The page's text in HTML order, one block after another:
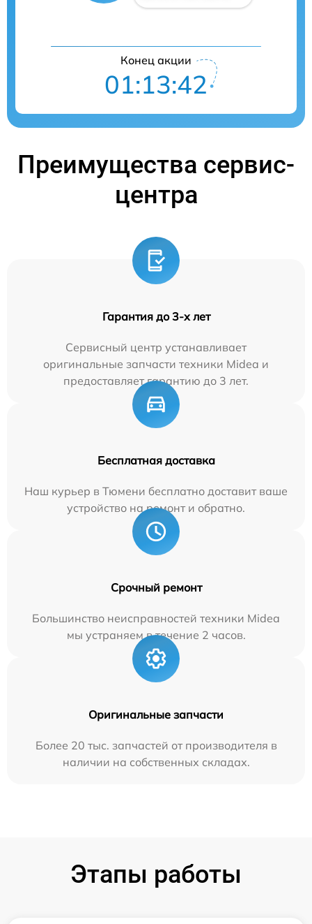
Конец акции
01:13:42
Преимущества сервис-
центра
Гарантия до 3-х лет
Сервисный центр устанавливает
оригинальные запчасти техники Midea и
предоставляет гарантию до 3 лет.
Бесплатная доставка
Наш курьер в Тюмени бесплатно доставит ваше
устройство на ремонт и обратно.
Срочный ремонт
Большинство неисправностей техники Midea
мы устраняем в течение 2 часов.
Оригинальные запчасти
Более 20 тыс. запчастей от производителя в
наличии на собственных складах.
Этапы работы